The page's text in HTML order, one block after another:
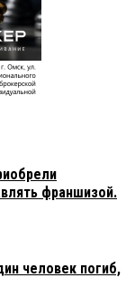
франшизой.
человек погиб,